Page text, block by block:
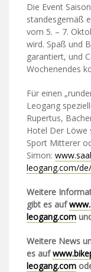
Die Event
standesgemäß
vom 5. – 7.
wird. Spaß und
garantiert, und
Wochenendes
Für einen
Leogang
Rupertus,
Hotel Der Löwe
Sport Mitterer
Simon:
leogang.com/
Weitere
gibt es auf
leogang.com
Weitere News
es auf
leogang.com